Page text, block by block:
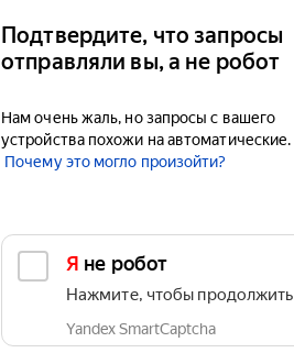
Подтвердите, что запросы
отправляли вы, а не робот
Нам очень жаль, но запросы с вашего
устройства похожи на автоматические.
Почему это могло произойти?
Я не робот
Нажмите, чтобы продолжить
Yandex SmartCaptcha